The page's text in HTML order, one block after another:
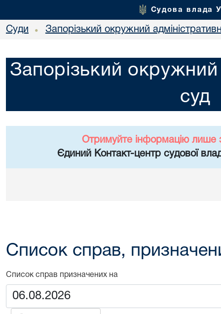
Судова влада
Суди • Запорізький окружний
Запорізький окружний
суд
Отримуйте інформацію лише
Єдиний Контакт-центр судової
Список справ,
Список справ призначених на